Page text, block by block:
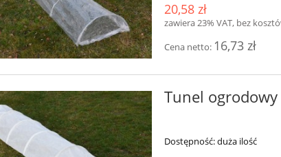
20,58 zł
zawiera 23% VAT, bez
Cena netto: 16,73 zł
Tunel
Dostępność:duża ilość